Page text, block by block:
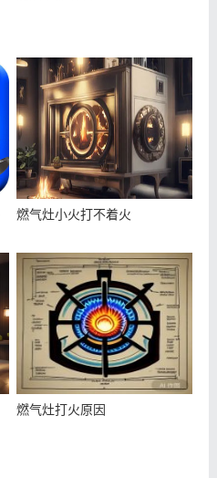
燃气灶小火打不着火
燃气灶打火原因